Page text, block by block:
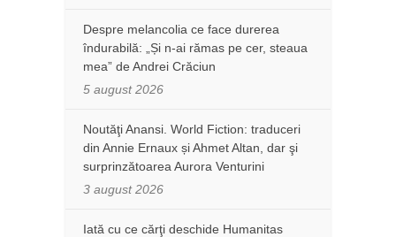
Despre melancolia ce face durerea
îndurabilă: „Și n-ai rămas pe cer, steaua
mea” de Andrei Crăciun
5 august 2026
Noutăţi Anansi. World Fiction: traduceri
din Annie Ernaux și Ahmet Altan, dar şi
surprinzătoarea Aurora Venturini
3 august 2026
Iată cu ce cărţi deschide Humanitas